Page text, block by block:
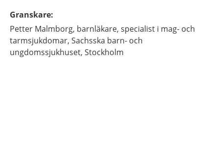
Granskare:
Petter Malmborg, barnläkare, specialist i mag- och
tarmsjukdomar, Sachsska barn- och
ungdomssjukhuset, Stockholm